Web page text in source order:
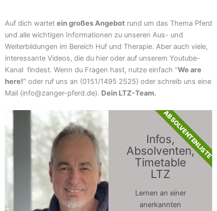
Auf dich wartet ein großes Angebot rund um das Thema Pferd
und alle wichtigen Informationen zu unseren Aus- und
Weiterbildungen im Bereich Huf und Therapie. Aber auch viele,
interessante Videos, die du hier oder auf unserem Youtube-
Kanal findest. Wenn du Fragen hast, nutze einfach “We are
here!” oder ruf uns an (0151/1495 2525) oder schreib uns eine
Mail (info@zanger-pferd.de). Dein LTZ-Team.
Infos,
Absolventen,
Timetable
LTZ
Lernen an einer
anerkannten
ABSOLVENTENLISTE